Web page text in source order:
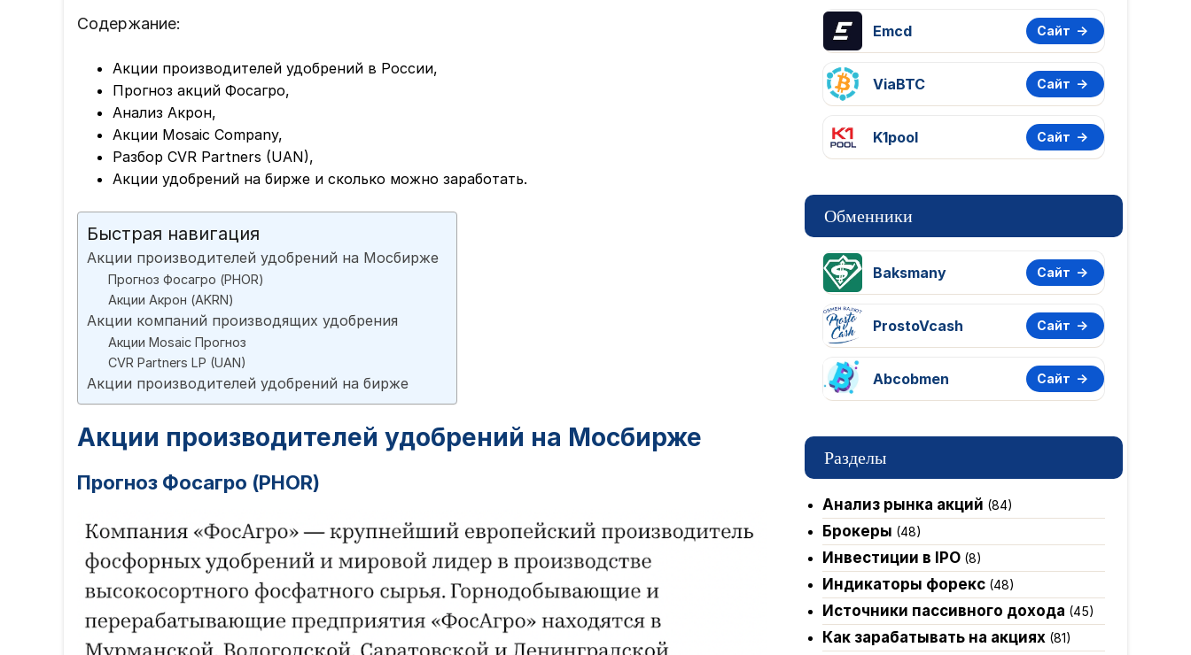
Содержание:
Акции производителей удобрений в России,
Прогноз акций Фосагро,
Анализ Акрон,
Акции Mosaic Company,
Разбор CVR Partners (UAN),
Акции удобрений на бирже и сколько можно заработать.
Быстрая навигация
Акции производителей удобрений на Мосбирже
Прогноз Фосагро (PHOR)
Акции Акрон (AKRN)
Акции компаний производящих удобрения
Акции Mosaic Прогноз
CVR Partners LP (UAN)
Акции производителей удобрений на бирже
Акции производителей удобрений на Мосбирже
Прогноз Фосагро (PHOR)
Emcd Сайт
ViaBTC Сайт
K1pool Сайт
Обменники
Baksmany Сайт
ProstoVcash Сайт
Abcobmen Сайт
Разделы
Анализ рынка акций (84)
Брокеры (48)
Инвестиции в IPO(8)
Индикаторы форекс(48)
Источники пассивного дохода (45)
Как зарабатывать на акциях(81)